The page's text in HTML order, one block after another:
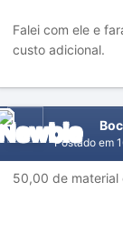
Falei com ele e
custo adicional.
Postado em
50,00 de